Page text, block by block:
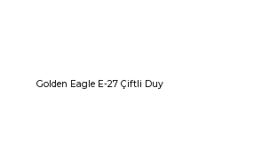
Golden Eagle E-27 Çiftli Duy